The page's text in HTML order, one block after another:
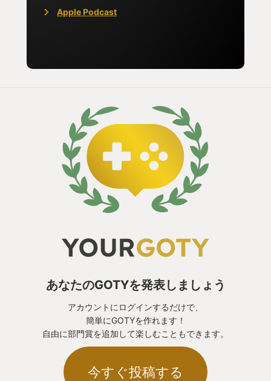
挙げれば必ずと言ってもいいと言われるほど名を連
た。
した。数日経つと私はこのゲームを起動しなくなっ
～５章 狭間の地に立つ～
DARKSOUL３をドロップアウトした私。でも、死
にゲーが嫌いなわけではなかった。むしろ好きであ
２０２２年。フロムソフトウェアから新作ゲーム
の発売された。私は憎きフロムの死にゲーを攻略す
所のGEOにゲームを受け取りに行き、PS4にディス
クを入れた。
広大に広がる狭間の地。マップの気になるところ
に行けば、必ずダンジョンやアイテムがある緻密
さ。豊富な武器。キャラデザ。そのほか、沢山の要
素全てが私に完全にマッチしていた。「面白い。」
Apple Podcast
あなたのGOTYを発表しましょう
アカウントにログインするだけで、
簡単にGOTYを作れます！
自由に部門賞を追加して楽しむこともできます。
今すぐ投稿する